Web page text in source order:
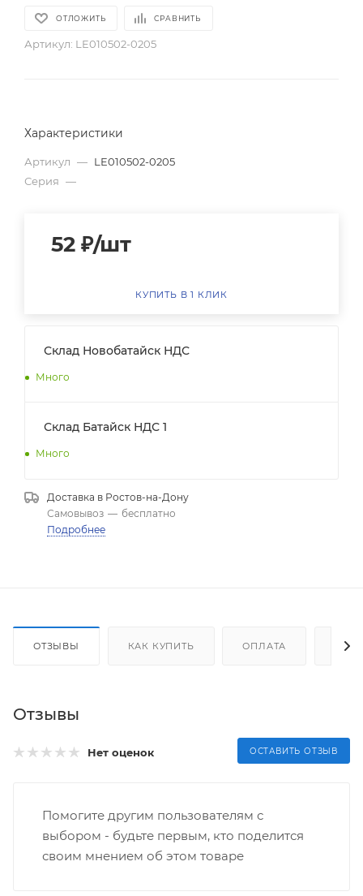
ОТЛОЖИТЬ СРАВНИТЬ
Артикул: LE010502-0205
Характеристики
Артикул — LE010502-0205
Серия —
52 ₽/шт
КУПИТЬ В 1 КЛИК
Склад Новобатайск НДС
Много
Склад Батайск НДС 1
Много
Доставка в Ростов-на-Дону
Самовывоз — бесплатно
Подробнее
ОТЗЫВЫ КАК КУПИТЬ ОПЛАТА
Отзывы
Нет оценок ОСТАВИТЬ ОТЗЫВ
Помогите другим пользователям с
выбором - будьте первым, кто поделится
своим мнением об этом товаре